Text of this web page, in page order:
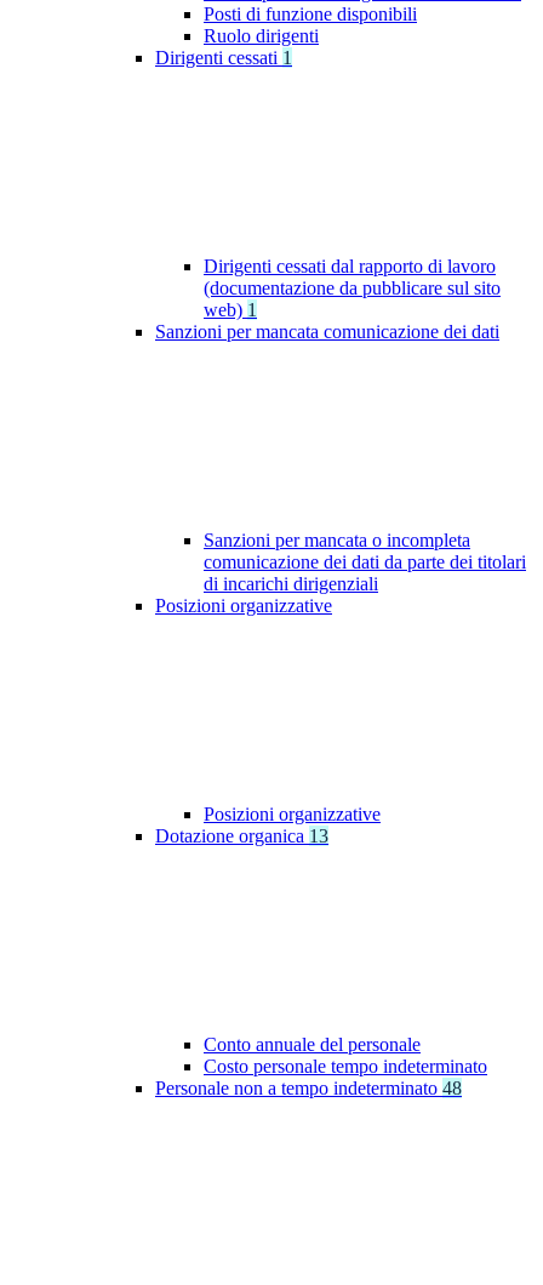
Posti di funzione disponibili
Ruolo dirigenti
Dirigenti cessati 1
Dirigenti cessati dal rapporto di lavoro
(documentazione da pubblicare sul sito
web) 1
Sanzioni per mancata comunicazione dei dati
Sanzioni per mancata o incompleta
comunicazione dei dati da parte dei titolari
di incarichi dirigenziali
Posizioni organizzative
Posizioni organizzative
Dotazione organica 13
Conto annuale del personale
Costo personale tempo indeterminato
Personale non a tempo indeterminato 48